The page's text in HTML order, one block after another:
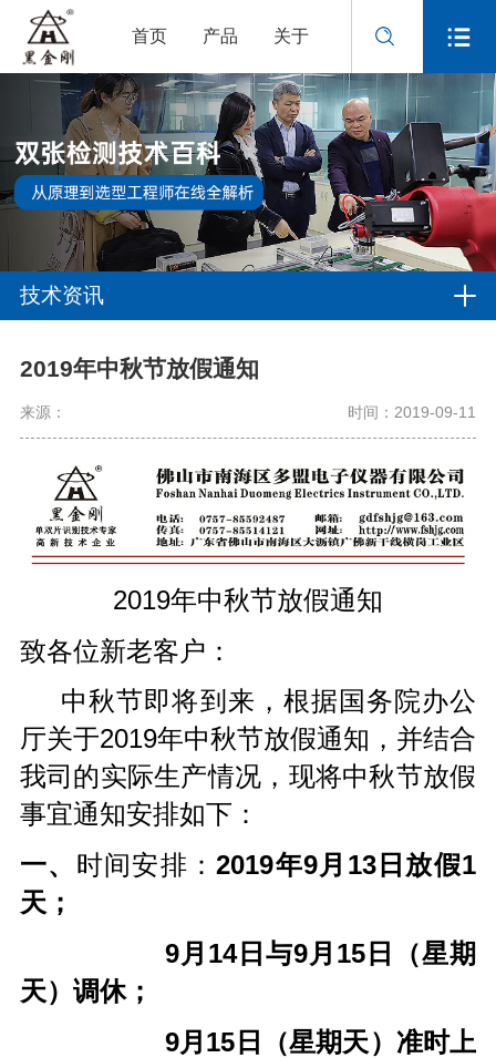
首页 产品 关于
技术资讯
2019年中秋节放假通知
来源： 时间：2019-09-11
2019年中秋节放假通知
致各位新老客户：
中秋节即将到来，根据国务院办公
厅关于2019年中秋节放假通知，并结合
我司的实际生产情况，现将中秋节放假
事宜通知安排如下：
一、 时间安排：2019年9月 13日放假1
天；
9月 14日与9月 15 日（星期
天）调休；
9月 15 日（星期天）准时上